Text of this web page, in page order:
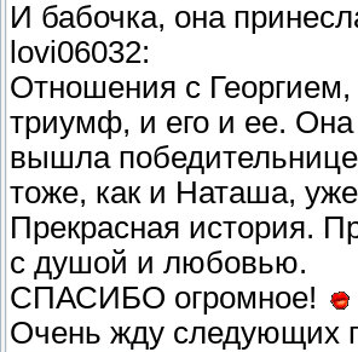
И бабочка, она
lovi06032:
Отношения с Георгием,
триумф, и его и ее. Она
вышла
тоже, как и Наташа,
Прекрасная история.
с душой и любовью.
СПАСИБО огромное!
Очень жду следующих